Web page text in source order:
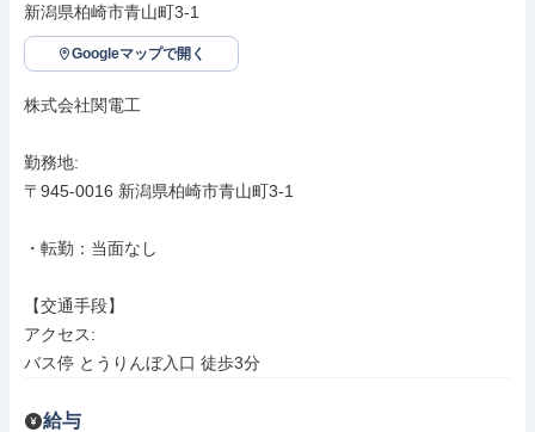
新潟県柏崎市青山町3-1
Googleマップで開く
株式会社関電工
勤務地:
〒945-0016 新潟県柏崎市青山町3-1
・転勤：当面なし
【交通手段】
アクセス:
バス停 とうりんぼ入口 徒歩3分
給与